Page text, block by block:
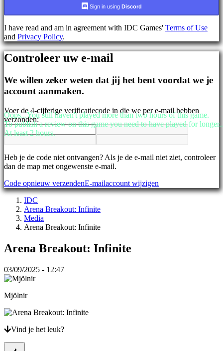
BS
DA
DE
EL
EN
FI
FR
HR
JA
KO
NL
NO
PL
PT
RO
SR
SV
game
De
Gameplay
In-
game
evenementen
Sign in using Discord
I have read and am in agreement with IDC Games' Terms of Use
and Privacy Policy.
Controleer uw e-mail
We willen zeker weten dat jij het bent voordat we je
account aanmaken.
Voer de 4-cijferige verificatiecode in die we per e-mail hebben
verzonden:
Heb je de code niet ontvangen? Als je de e-mail niet ziet, controleer
dan de map met ongewenste e-mail.
Code opnieuw verzendenE-mailaccount wijzigen
IDC
Arena Breakout: Infinite
Media
Arena Breakout: Infinite
Arena Breakout: Infinite
03/09/2025 - 12:47
Mjölnir
Vind je het leuk?
Oops...You still haven't played more than two hours of this game.
To publish a review on this game you need to have played for
At least 2 hours.